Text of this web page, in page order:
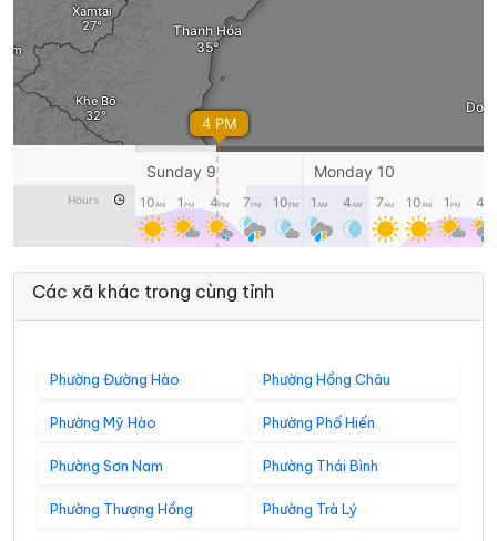
Các xã khác trong cùng tỉnh
Phường Đường Hào Phường Hồng Châu
Phường Mỹ Hào Phường Phố Hiến
Phường Sơn Nam Phường Thái Bình
Phường Thượng Hồng Phường Trà Lý